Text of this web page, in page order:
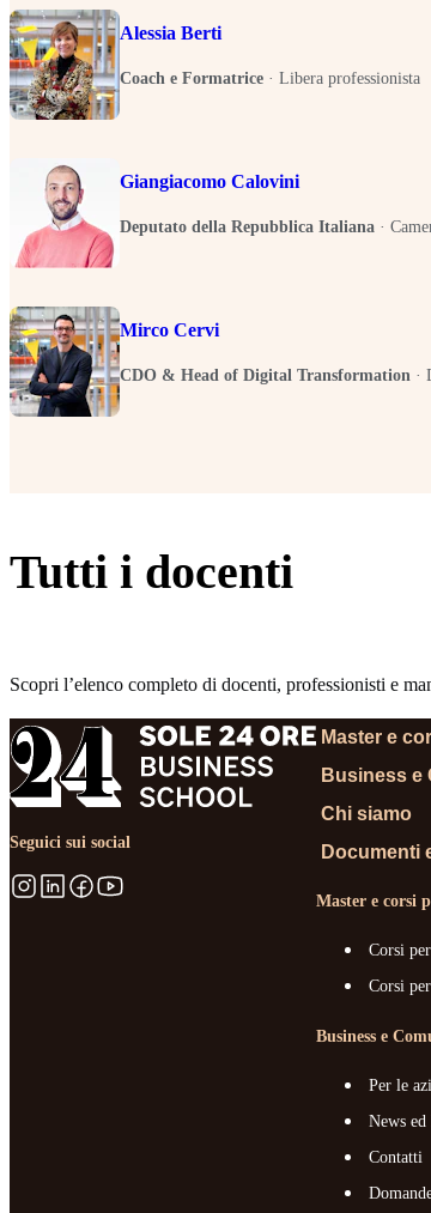
Alessia Berti
Coach e Formatrice · Libera professionista
Giangiacomo Calovini
Deputato della Repubblica Italiana ·
Mirco Cervi
CDO & Head of Digital Transformation ·
Tutti i docenti
Scopri l’elenco completo di docenti, professionisti e
Seguici sui social
Master e
Business e
Chi siamo
Documenti
Master e corsi
Corsi
Corsi
Business e
Per le
News
Contatti